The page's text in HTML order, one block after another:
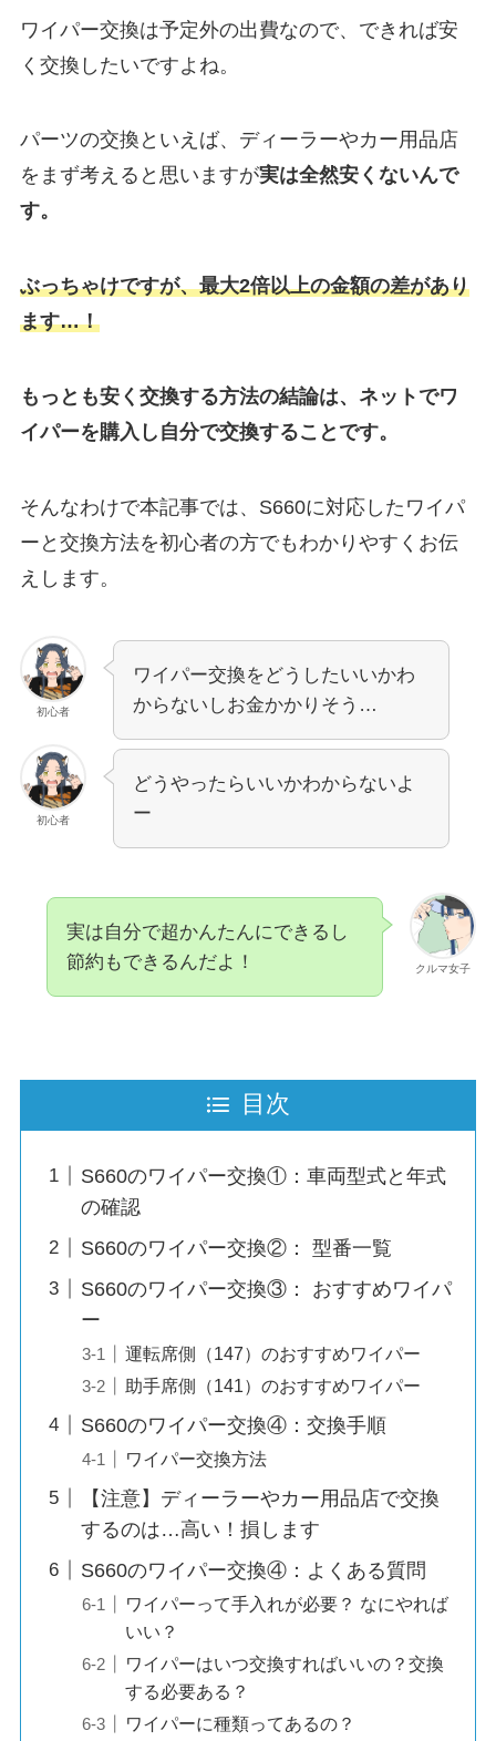
ワイパー交換は予定外の出費なので、できれば安
く交換したいですよね。
パーツの交換といえば、ディーラーやカー用品店
をまず考えると思いますが実は全然安くないんで
す。
ぶっちゃけですが、最大2倍以上の金額の差があり
ます…！
もっとも安く交換する方法の結論は、ネットでワ
イパーを購入し自分で交換することです。
そんなわけで本記事では、 S660に対応したワイパ
ーと交換方法を初心者の方でもわかりやすくお伝
えします。
初心者
ワイパー交換をどうしたいいかわ
からないしお金かかりそう…
初心者
どうやったらいいかわからないよ
ー
クルマ女子
実は自分で超かんたんにできるし
節約もできるんだよ！
目次
S660のワイパー交換①：車両型式と年式
の確認
S660のワイパー交換②： 型番一覧
S660のワイパー交換③： おすすめワイパ
ー
運転席側（147）のおすすめワイパー
助手席側（141）のおすすめワイパー
S660のワイパー交換④：交換手順
ワイパー交換方法
【注意】ディーラーやカー用品店で交換
するのは…高い！損します
S660のワイパー交換④：よくある質問
ワイパーって手入れが必要？ なにやれば
いい？
ワイパーはいつ交換すればいいの？交換
する必要ある？
ワイパーに種類ってあるの？